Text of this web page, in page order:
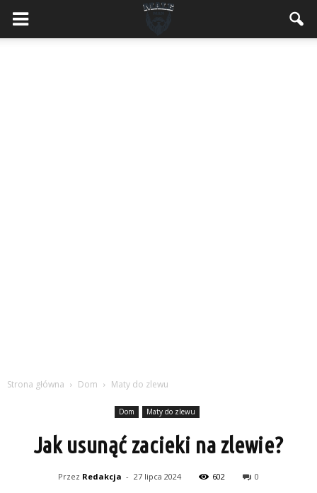
MaleMEN.pl
Strona główna Dom Maty do zlewu
Dom Maty do zlewu
Jak usunąć zacieki na zlewie?
Przez Redakcja - 27 lipca 2024 602 0